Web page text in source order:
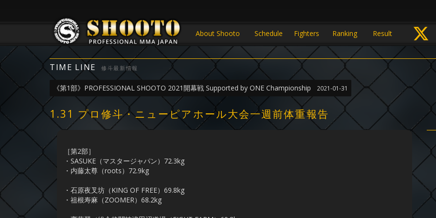
About Shooto Schedule Fighters Ranking Result
TIME LINE 修斗最新情報
《第1部》PROFESSIONAL SHOOTO 2021開幕戦 Supported by ONE Championship 2021-01-31
1.31 プロ修斗・ニューピアホール大会一週前体重報告
［第2部］
・SASUKE（マスタージャパン）72.3kg
・内藤太尊（roots）72.9kg
・石原夜叉坊（KING OF FREE）69.8kg
・祖根寿麻（ZOOMER）68.2kg